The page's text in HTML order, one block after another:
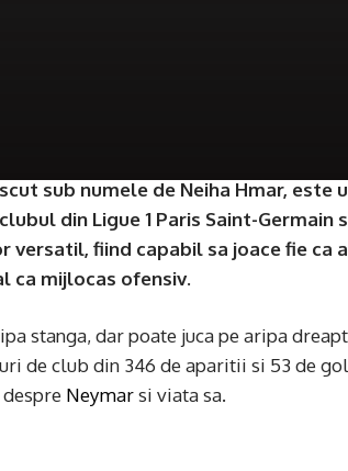
sub numele de Neiha Hmar, este
din Ligue 1 Paris Saint-Germain
versatil, fiind capabil sa joace fie ca
ca mijlocas ofensiv.
stanga, dar poate juca pe aripa
de club din 346 de aparitii si 53 de
Neymarsi viata sa.